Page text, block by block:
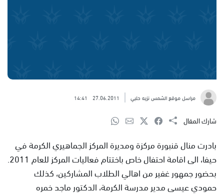
مراسل موقع الشمس نزيه حلبي 27.06.2011
14:41
شارك المقال
بادرت منال قنبورة مركزة ومديرة المركز الجماهيري الكرمة في
حيفا، الى اقامة احتفال خاص باختتام فعاليات المركز للعام 2011.
بحضور جمهور غفير من اهالي الطلاب المشاركين، كذلك
حمودي عيسى مدير مدرسة الكرمة، الدكتور ماجد خمره